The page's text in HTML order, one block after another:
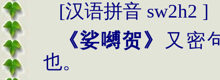
[汉语拼音 sw2h2 ]
《娑嚩贺》
又密
也。